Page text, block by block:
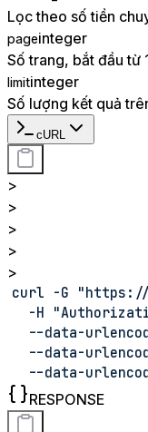
Lọc theo số tiền
pageinteger
Số trang, bắt đầu từ
limitinteger
Số lượng kết quả
cURL
>
>
>
>
>
curl -G "https://
-H
--data-
--data-
--data-
RESPONSE